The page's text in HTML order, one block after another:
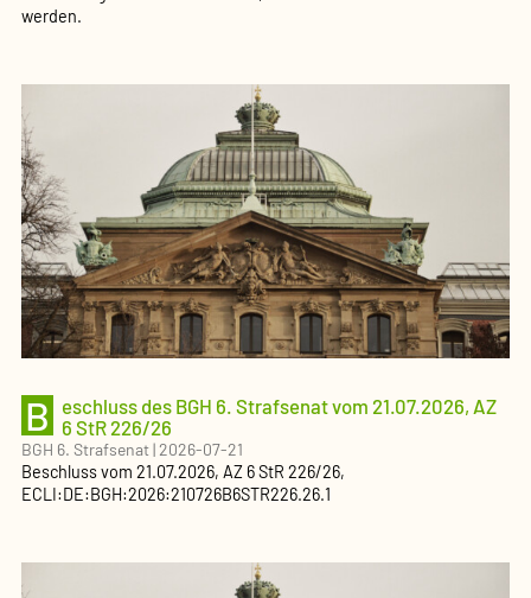
werden.
B
eschluss des BGH 6. Strafsenat vom 21.07.2026, AZ
6 StR 226/26
BGH 6. Strafsenat|2026-07-21
Beschlussvom 21.07.2026, AZ 6 StR 226/26,
ECLI:DE:BGH:2026:210726B6STR226.26.1